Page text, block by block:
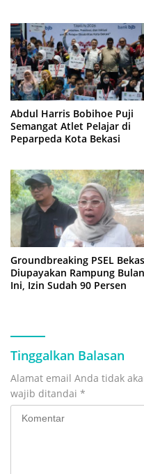
Abdul Harris Bobihoe Puji
Semangat Atlet Pelajar di
Peparpeda Kota Bekasi
Groundbreaking PSEL
Diupayakan Rampung Bulan
Ini, Izin Sudah 90 Persen
Tinggalkan Balasan
Alamat email Anda tidak
wajib ditandai *